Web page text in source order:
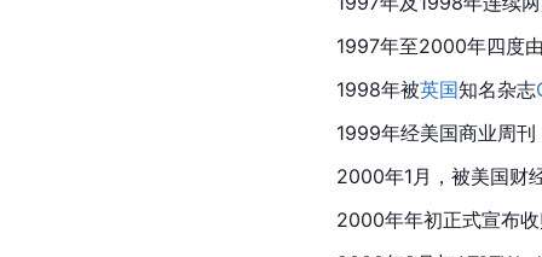
1997年至2000年四度
1998年被英国知名杂志
1999年经美国商业周
2000年1月，被美国财
2000年年初正式宣布